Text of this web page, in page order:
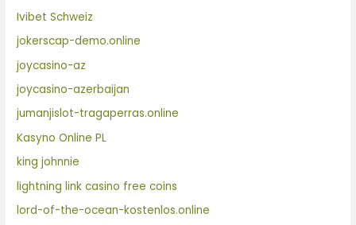
Ivibet Schweiz
jokerscap-demo.online
joycasino-az
joycasino-azerbaijan
jumanjislot-tragaperras.online
Kasyno Online PL
king johnnie
lightning link casino free coins
lord-of-the-ocean-kostenlos.online